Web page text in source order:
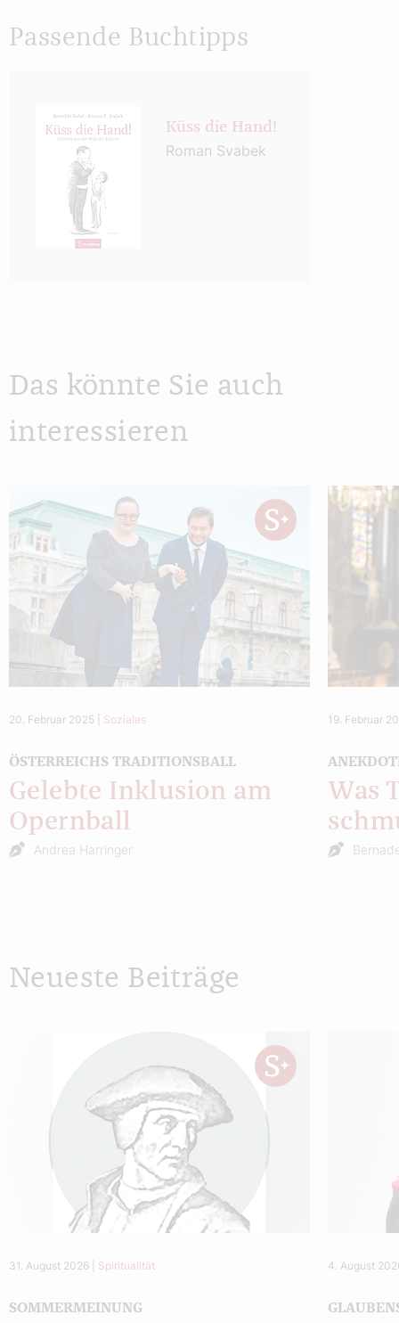
Passende Buchtipps
Küss die Hand!
Roman Svabek
Das könnte Sie auch
interessieren
20. Februar 2025 Soziales
ÖSTERREICHS TRADITIONSBALL
Gelebte Inklusion am
Opernball
Andrea Harringer
19. Februar
Was
Neueste Beiträge
31. August 2026 Spiritualität
SOMMERMEINUNG
4. August